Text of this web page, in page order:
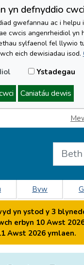
yn defnyddio
gwefannau ac i
cwcis angenrheidiol yn
sylfaenol fel llywio
eich dewisiadau isod.
Ystadegau
Caniatáu dewis
Byw
yn ystod y 3
erbyn 10 Awst
Awst 2026 ymlaen.